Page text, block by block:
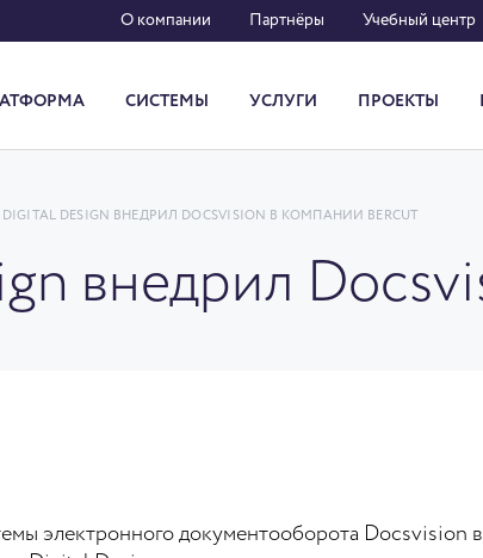
О компании Партнёры Учебный центр
СИСТЕМЫ УСЛУГИ ПРОЕКТЫ
DIGITAL DESIGN ВНЕДРИЛ DOCSVISION В КОМПАНИИ BERCUT
внедрил
электронного документооборота